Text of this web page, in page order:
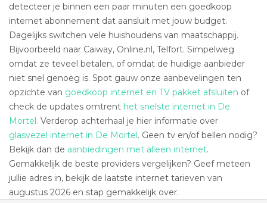
detecteer je binnen een paar minuten een goedkoop
internet abonnement dat aansluit met jouw budget.
Dagelijks switchen vele huishoudens van maatschappij.
Bijvoorbeeld naar Caiway, Online.nl, Telfort. Simpelweg
omdat ze teveel betalen, of omdat de huidige aanbieder
niet snel genoeg is. Spot gauw onze aanbevelingen ten
opzichte van goedkoop internet en TV pakket afsluiten of
check de updates omtrent het snelste internet in De
Mortel. Verderop achterhaal je hier informatie over
glasvezel internet in De Mortel. Geen tv en/of bellen nodig?
Bekijk dan de aanbiedingen met alleen internet.
Gemakkelijk de beste providers vergelijken? Geef meteen
jullie adres in, bekijk de laatste internet tarieven van
augustus 2026 en stap gemakkelijk over.